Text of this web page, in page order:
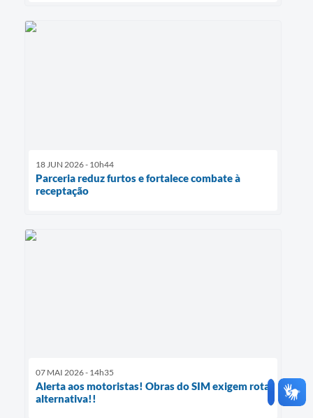
18 JUN 2026 - 10h44
Parceria reduz furtos e fortalece combate à
receptação
07 MAI 2026 - 14h35
Alerta aos motoristas! Obras do SIM exigem rota
alternativa!!